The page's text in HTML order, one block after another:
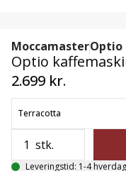
Optio
MoccamasterOptio
Optio
2.699 kr.
Terracotta
stk.
Leveringstid: 1-4